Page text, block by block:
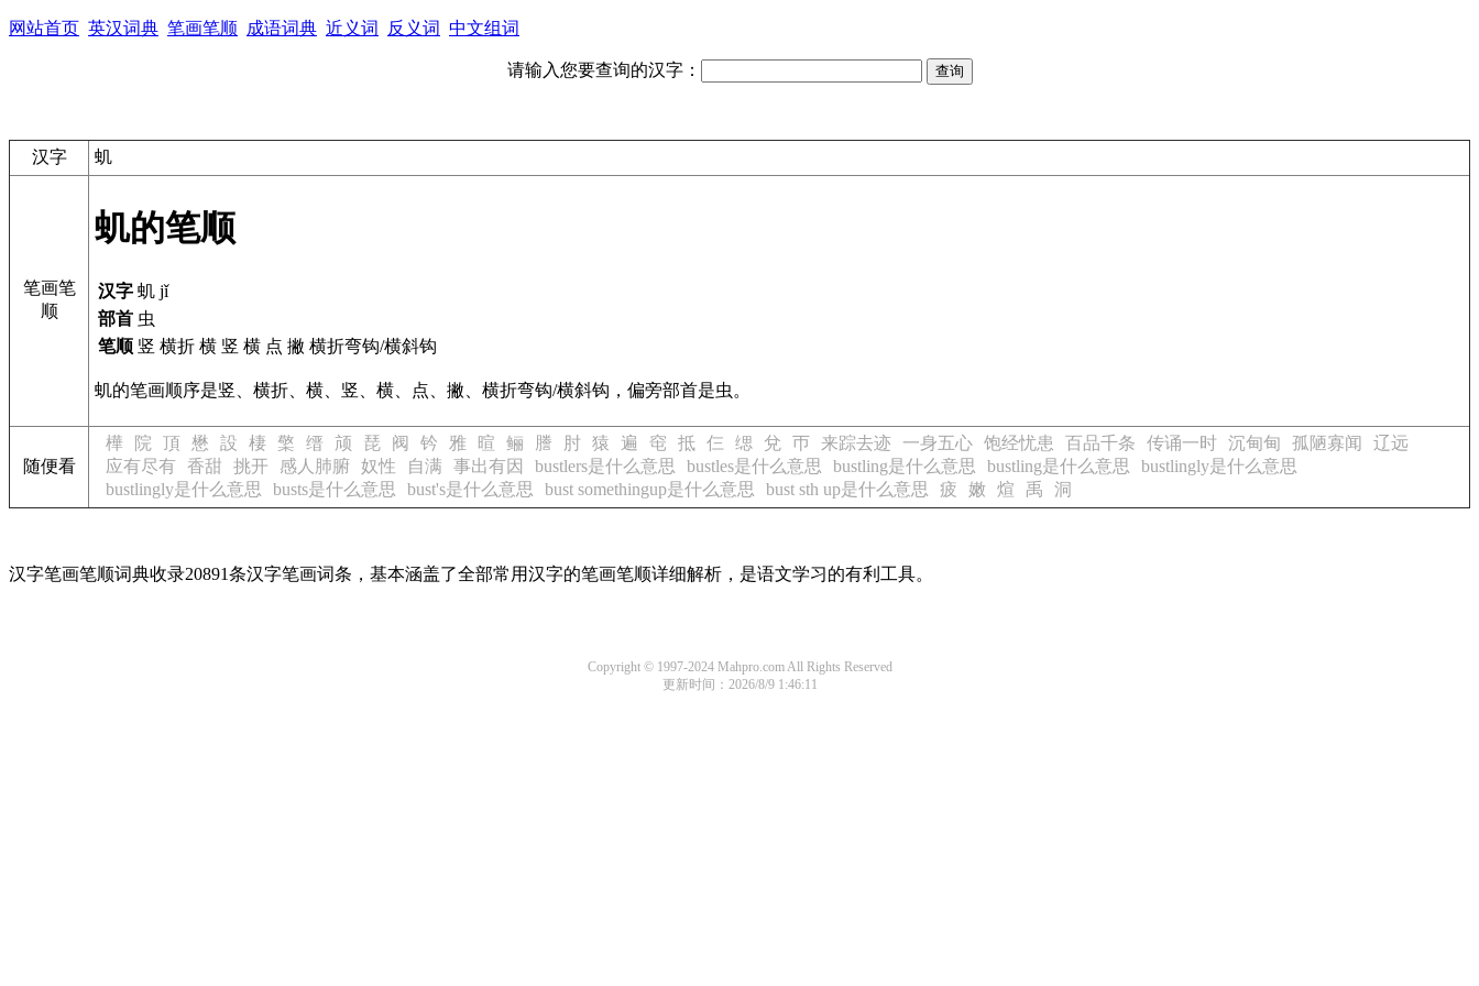
网站首页 英汉词典 笔画笔顺 成语词典 近义词 反义词 中文组词
请输入您要查询的汉字：
汉字 虮
笔画笔
顺
虮的笔顺
汉字 虮 jǐ
部首 虫
笔顺 竖 横折 横 竖 横 点 撇 横折弯钩/横斜钩
虮的笔画顺序是竖、横折、横、竖、横、点、撇、横折弯钩/横斜钩，偏旁部首是虫。
随便看
樺 院 頂 懋 設 棲 檠 缙 颃 琵 阀 钤 雅 暄 鲡 謄 肘 猿 遍 窀 抵 仨 缌 兌 帀 来踪去迹 一身五心 饱经忧患 百品千条 传诵一时 沉甸甸 孤陋寡闻
辽远
应有尽有 香甜 挑开 感人肺腑 奴性 自满 事出有因 bustlers是什么意思 bustles是什么意思 bustling是什么意思 bustling是什么意思
bustlingly是什么意思
bustlingly是什么意思
busts是什么意思 bust's是什么意思 bust somethingup是什么意思 bust sth up是什么意思 疲 嫩 煊 禹 洞
汉字笔画笔顺词典收录20891条汉字笔画词条，基本涵盖了全部常用汉字的笔画笔顺详细解析，是语文学习的有利工具。
Copyright © 1997-2024 Mahpro.com All Rights Reserved
更新时间：2026/8/9 1:46:11